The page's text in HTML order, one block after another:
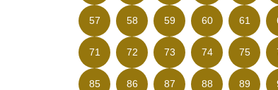
57 58 59 60 61
71 72 73 74 75
85 86 87 88 89